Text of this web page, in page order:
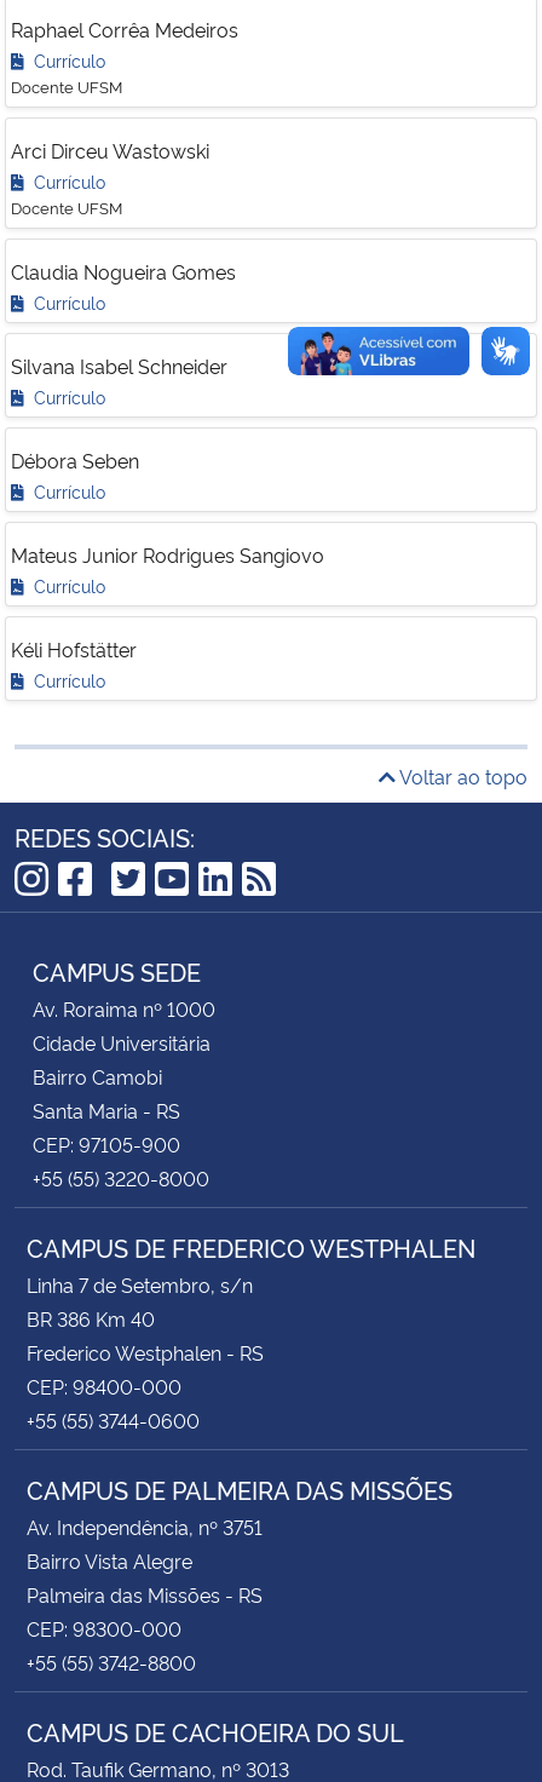
Raphael Corrêa Medeiros
Currículo
Docente UFSM
Arci Dirceu Wastowski
Currículo
Docente UFSM
Claudia Nogueira Gomes
Currículo
Silvana Isabel Schneider
Currículo
Débora Seben
Currículo
Mateus Junior Rodrigues Sangiovo
Currículo
Kéli Hofstätter
Currículo
Voltar ao topo
REDES SOCIAIS:
Instagram
Facebook
TikTok
Twitter
YouTube
LinkedIn
RSS
CAMPUS SEDE
Av. Roraima nº 1000
Cidade Universitária
Bairro Camobi
Santa Maria - RS
CEP: 97105-900
+55 (55) 3220-8000
CAMPUS DE FREDERICO WESTPHALEN
Linha 7 de Setembro, s/n
BR 386 Km 40
Frederico Westphalen - RS
CEP: 98400-000
+55 (55) 3744-0600
CAMPUS DE PALMEIRA DAS MISSÕES
Av. Independência, nº 3751
Bairro Vista Alegre
Palmeira das Missões - RS
CEP: 98300-000
+55 (55) 3742-8800
CAMPUS DE CACHOEIRA DO SUL
Rod. Taufik Germano, nº 3013